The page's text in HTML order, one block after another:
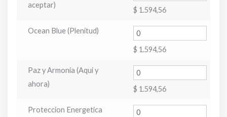
aceptar)
$ 1.594,56
Ocean Blue (Plenitud)
$ 1.594,56
Paz y Armonia (Aqui y
ahora)
$ 1.594,56
Proteccion Energetica